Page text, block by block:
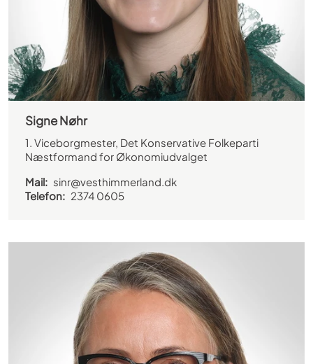
Signe Nøhr
1. Viceborgmester, Det Konservative Folkeparti
Næstformand for Økonomiudvalget
Mail: sinr@vesthimmerland.dk
Telefon: 2374 0605